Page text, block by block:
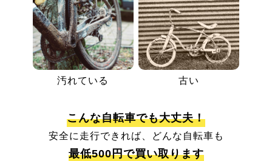
汚れている 古い
こんな自転車でも大丈夫！
安全に走行できれば、どんな自転車も
最低500円で買い取ります